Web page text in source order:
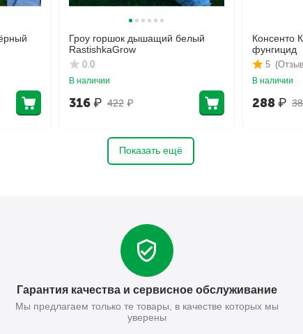
Гроу горшок дышащий белый
RastishkaGrow
0.0
В наличии
422 ₽
316₽
Консенто
фунгицид
5
В наличии
288₽
Показать ещё
Гарантия качества и сервисное обслуживание
Мы предлагаем только те товары, в качестве которых мы
уверены